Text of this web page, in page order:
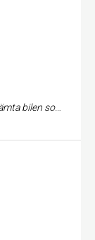
snabba!! jag rekommenderar de starkt...